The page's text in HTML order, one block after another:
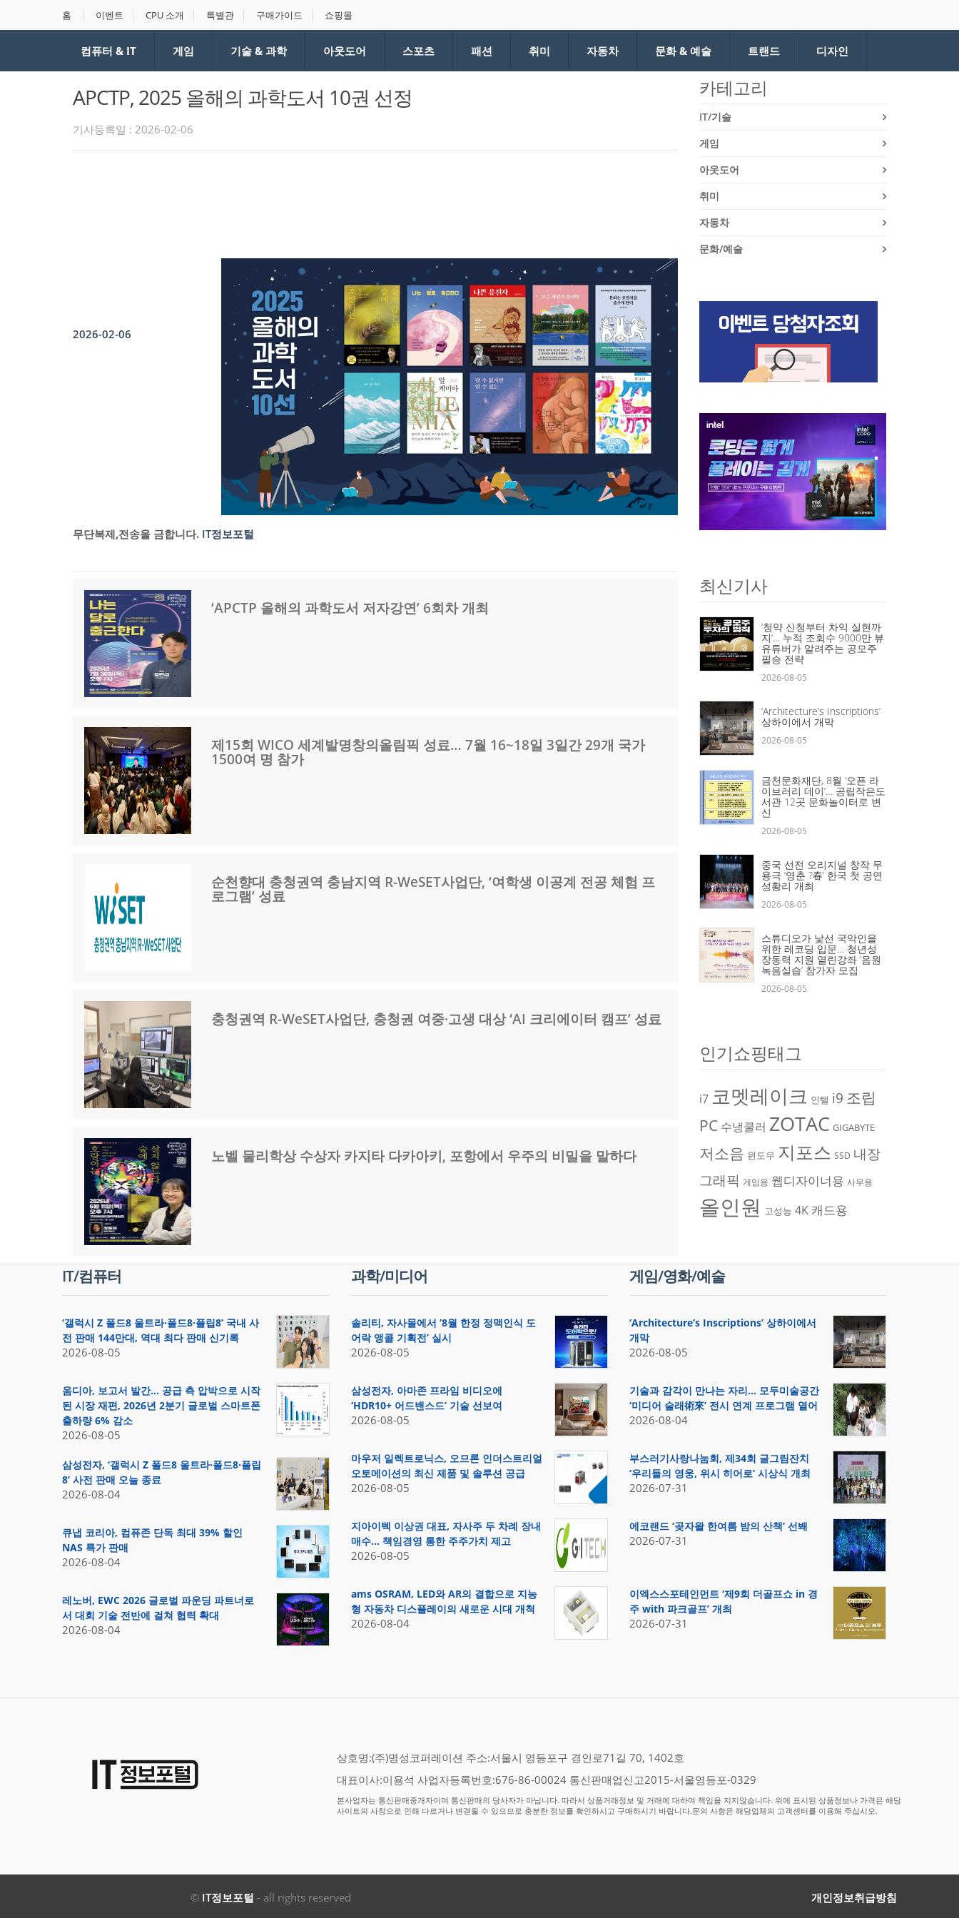
홈 이벤트 CPU 소개 특별관 구매가이드 쇼핑몰
컴퓨터 & IT 게임 기술 & 과학 아웃도어 스포츠 패션 취미 자동차 문화 & 예술 트랜드 디자인
APCTP, 2025 올해의 과학도서 10권 선정
기사등록일 : 2026-02-06
2026-02-06
무단복제,전송을 금합니다. IT정보포털
‘APCTP 올해의 과학도서 저자강연’ 6회차 개최
제15회 WICO 세계발명창의올림픽 성료… 7월 16~18일 3일간 29개 국가
1500여 명 참가
순천향대 충청권역 충남지역 R-WeSET사업단, ‘여학생 이공계 전공 체험 프
로그램’ 성료
충청권역 R-WeSET사업단, 충청권 여중·고생 대상 ‘AI 크리에이터 캠프’ 성료
노벨 물리학상 수상자 카지타 다카아키, 포항에서 우주의 비밀을 말하다
카테고리
IT/기술
게임
아웃도어
취미
자동차
문화/예술
최신기사
‘청약 신청부터 차익 실현까
지’… 누적 조회수 9000만 뷰
유튜버가 알려주는 공모주
필승 전략
2026-08-05
‘Architecture’s Inscriptions’
상하이에서 개막
2026-08-05
금천문화재단, 8월 ‘오픈 라
이브러리 데이’… 공립작은도
서관 12곳 문화놀이터로 변
신
2026-08-05
중국 선전 오리지널 창작 무
용극 ‘영춘 ?春’ 한국 첫 공연
성황리 개최
2026-08-05
스튜디오가 낯선 국악인을
위한 레코딩 입문… 청년성
장동력 지원 열린강좌 ‘음원
녹음실습’ 참가자 모집
2026-08-05
인기쇼핑태그
i7 코멧레이크 인텔 i9 조립
PC 수냉쿨러 ZOTAC GIGABYTE
저소음 윈도우 지포스 SSD 내장
그래픽 게임용 웹디자이너용 사무용
올인원 고성능 4K 캐드용
IT/컴퓨터
‘갤럭시 Z 폴드8 울트라·폴드8·플립8’ 국내 사
전 판매 144만대, 역대 최다 판매 신기록
2026-08-05
옴디아, 보고서 발간… 공급 측 압박으로 시작
된 시장 재편, 2026년 2분기 글로벌 스마트폰
출하량 6% 감소
2026-08-05
삼성전자, ‘갤럭시 Z 폴드8 울트라·폴드8·플립
8’ 사전 판매 오늘 종료
2026-08-04
큐냅 코리아, 컴퓨존 단독 최대 39% 할인
NAS 특가 판매
2026-08-04
레노버, EWC 2026 글로벌 파운딩 파트너로
서 대회 기술 전반에 걸쳐 협력 확대
2026-08-04
과학/미디어
솔리티, 자사몰에서 ‘8월 한정 정맥인식 도
어락 앵콜 기획전’ 실시
2026-08-05
삼성전자, 아마존 프라임 비디오에
‘HDR10+ 어드밴스드’ 기술 선보여
2026-08-05
마우저 일렉트로닉스, 오므론 인더스트리얼
오토메이션의 최신 제품 및 솔루션 공급
2026-08-05
지아이텍 이상권 대표, 자사주 두 차례 장내
매수… 책임경영 통한 주주가치 제고
2026-08-05
ams OSRAM, LED와 AR의 결합으로 지능
형 자동차 디스플레이의 새로운 시대 개척
2026-08-04
게임/영화/예술
‘Architecture’s Inscriptions’ 상하이에서
개막
2026-08-05
기술과 감각이 만나는 자리… 모두미술공간
‘미디어 술래術來’ 전시 연계 프로그램 열어
2026-08-04
부스러기사랑나눔회, 제34회 글그림잔치
‘우리들의 영웅, 위시 히어로’ 시상식 개최
2026-07-31
에코랜드 ‘곶자왈 한여름 밤의 산책’ 선봬
2026-07-31
이엑스스포테인먼트 ‘제9회 더골프쇼 in 경
주 with 파크골프’ 개최
2026-07-31
상호명:(주)명성코퍼레이션 주소:서울시 영등포구 경인로71길 70, 1402호
대표이사:이용석 사업자등록번호:676-86-00024 통신판매업신고2015-서울영등포-0329
본사업자는 통신판매중개자이며 통신판매의 당사자가 아닙니다. 따라서 상품거래정보 및 거래에 대하여 책임을 지지않습니다. 위에 표시된 상품정보나 가격은 해당
사이트의 사정으로 인해 다르거나 변경될 수 있으므로 충분한 정보를 확인하시고 구매하시기 바랍니다.문의 사항은 해당업체의 고객센터를 이용해 주십시오.
© IT정보포털 - all rights reserved 개인정보취급방침